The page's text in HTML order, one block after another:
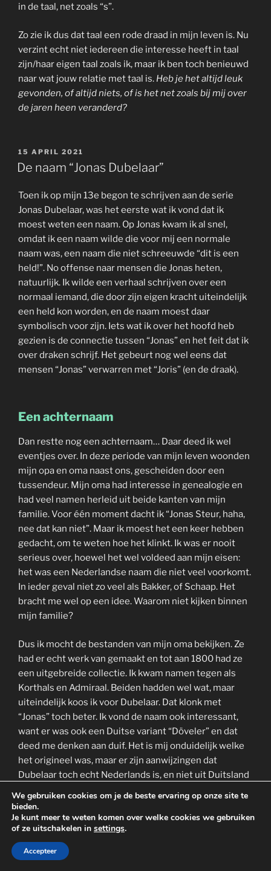
in de taal, net zoals “s”.
Zo zie ik dus dat taal een rode draad in mijn leven is. Nu
verzint echt niet iedereen die interesse heeft in taal
zijn/haar eigen taal zoals ik, maar ik ben toch benieuwd
naar wat jouw relatie met taal is. Heb je het altijd leuk
gevonden, of altijd niets, of is het net zoals bij mij over
de jaren heen veranderd?
GEPLAATST
OP
15 APRIL 2021
De naam “Jonas Dubelaar”
Toen ik op mijn 13e begon te schrijven aan de serie
Jonas Dubelaar, was het eerste wat ik vond dat ik
moest weten een naam. Op Jonas kwam ik al snel,
omdat ik een naam wilde die voor mij een normale
naam was, een naam die niet schreeuwde “dit is een
held!”. No offense naar mensen die Jonas heten,
natuurlijk. Ik wilde een verhaal schrijven over een
normaal iemand, die door zijn eigen kracht uiteindelijk
een held kon worden, en de naam moest daar
symbolisch voor zijn. Iets wat ik over het hoofd heb
gezien is de connectie tussen “Jonas” en het feit dat ik
over draken schrijf. Het gebeurt nog wel eens dat
mensen “Jonas” verwarren met “Joris” (en de draak).
Een achternaam
Dan restte nog een achternaam… Daar deed ik wel
eventjes over. In deze periode van mijn leven woonden
mijn opa en oma naast ons, gescheiden door een
tussendeur. Mijn oma had interesse in genealogie en
had veel namen herleid uit beide kanten van mijn
familie. Voor één moment dacht ik “Jonas Steur, haha,
nee dat kan niet”. Maar ik moest het een keer hebben
gedacht, om te weten hoe het klinkt. Ik was er nooit
serieus over, hoewel het wel voldeed aan mijn eisen:
het was een Nederlandse naam die niet veel voorkomt.
In ieder geval niet zo veel als Bakker, of Schaap. Het
bracht me wel op een idee. Waarom niet kijken binnen
mijn familie?
Dus ik mocht de bestanden van mijn oma bekijken. Ze
had er echt werk van gemaakt en tot aan 1800 had ze
een uitgebreide collectie. Ik kwam namen tegen als
Korthals en Admiraal. Beiden hadden wel wat, maar
uiteindelijk koos ik voor Dubelaar. Dat klonk met
“Jonas” toch beter. Ik vond de naam ook interessant,
want er was ook een Duitse variant “Döveler” en dat
deed me denken aan duif. Het is mij onduidelijk welke
het origineel was, maar er zijn aanwijzingen dat
Dubelaar toch echt Nederlands is, en niet uit Duitsland
Nederlands, maar niet veelvoorkomend.
Steur en Dubelaar
We gebruiken cookies om je de beste ervaring op onze site te
bieden.
Je kunt meer te weten komen over welke cookies we gebruiken
of ze uitschakelen in settings.
Accepteer